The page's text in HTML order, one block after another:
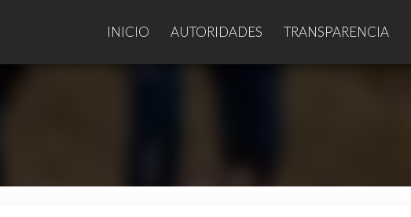
INICIO AUTORIDADES TRANSPARENCIA